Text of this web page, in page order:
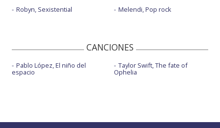
Robyn, Sexistential
Melendi, Pop rock
CANCIONES
Pablo López, El niño del
espacio
Taylor Swift, The fate of
Ophelia